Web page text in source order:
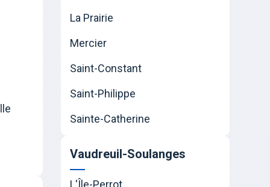
La Prairie
Mercier
Saint-Constant
Saint-Philippe
Sainte-Catherine
Vaudreuil-Soulanges